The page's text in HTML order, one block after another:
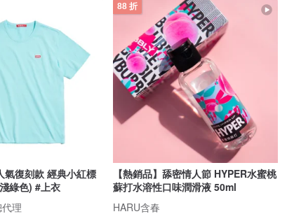
氣復刻款 經典小紅標
綠色) #上衣
理
88 折
【熱銷品】舔密情人節 HYPER水蜜桃
蘇打水溶性口味潤滑液 50ml
HARU含春